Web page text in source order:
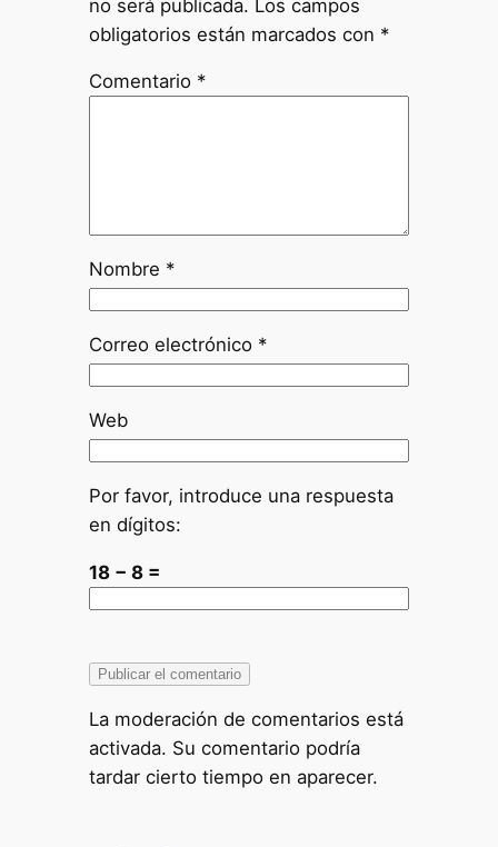
no será publicada. Los campos
obligatorios están marcados con *
Comentario *
Nombre *
Correo electrónico *
Web
Por favor, introduce una respuesta
en dígitos:
18 − 8 =
La moderación de comentarios está
activada. Su comentario podría
tardar cierto tiempo en aparecer.